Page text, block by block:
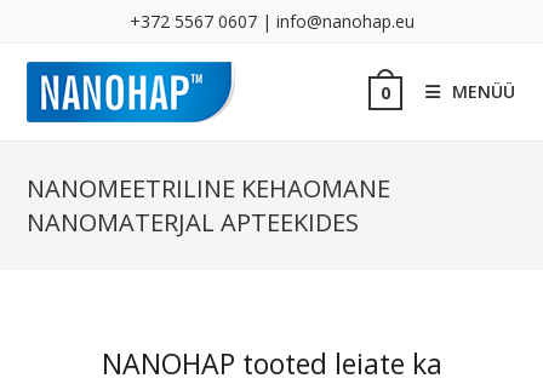
+372 5567 0607 | info@nanohap.eu
0 MENÜÜ
NANOMEETRILINE KEHAOMANE
NANOMATERJAL APTEEKIDES
NANOHAP tooted leiate ka